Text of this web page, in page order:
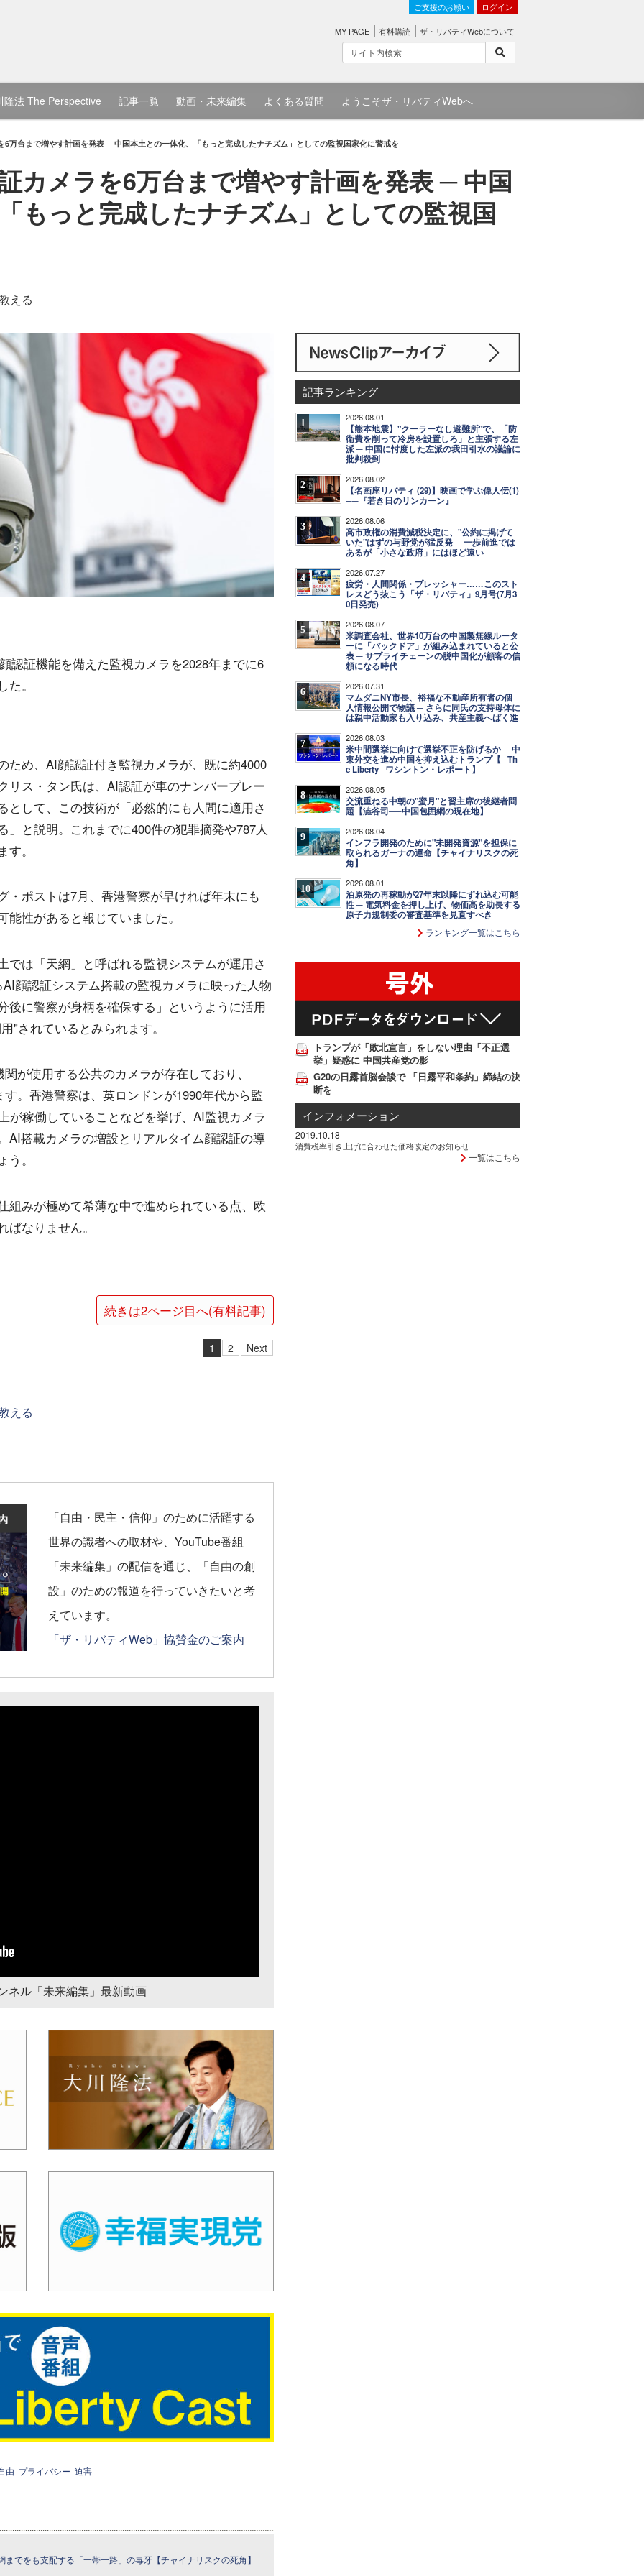
ご支援のお願い ログイン
MY PAGE 有料購読 ザ・リバティWebについて
隆法 The Perspective 記事一覧 動画・未来編集 よくある質問 ようこそザ・リバティWebへ
6万台まで増やす計画を発表 ─ 中国本土との一体化、「もっと完成したナチズム」としての監視国家化に警戒を
カメラを6万台まで増やす計画を発表 ─ 中国
もっと完成したナチズム」としての監視国
える
認証機能を備えた監視カメラを2028年までに6
。
ため、AI顔認証付き監視カメラが、既に約4000
リス・タン氏は、AI認証が車のナンバープレー
として、この技術が「必然的にも人間に適用さ
と説明。これまでに400件の犯罪摘発や787人
。
・ポストは7月、香港警察が早ければ年末にも
性があると報じていました。
では「天網」と呼ばれる監視システムが運用さ
顔認証システム搭載の監視カメラに映った人物
後に警察が身柄を確保する」というように活用
"されているとみられます。
が使用する公共のカメラが存在しており、
。香港警察は、英ロンドンが1990年代から監
が稼働していることなどを挙げ、AI監視カメラ
AI搭載カメラの増設とリアルタイム顔認証の導
。
組みが極めて希薄な中で進められている点、欧
なりません。
続きは2ページ目へ(有料記事)
1 2 Next
える
「自由・民主・信仰」のために活躍する
世界の識者への取材や、YouTube番組
「未来編集」の配信を通じ、「自由の創
設」のための報道を行っていきたいと考
えています。
「ザ・リバティWeb」協賛金のご案内
ネル「未来編集」最新動画
由 プライバシー 迫害
でをも支配する「一帯一路」の毒牙【チャイナリスクの死角】
記事ランキング
1 2026.08.01
【熊本地震】"クーラーなし避難所"で、「防
衛費を削って冷房を設置しろ」と主張する左
派 ─ 中国に忖度した左派の我田引水の議論に
批判殺到
2 2026.08.02
【名画座リバティ (29)】映画で学ぶ偉人伝(1)
──『若き日のリンカーン』
3 2026.08.06
高市政権の消費減税決定に、"公約に掲げて
いた"はずの与野党が猛反発 ─ 一歩前進では
あるが「小さな政府」にはほど遠い
4 2026.07.27
疲労・人間関係・プレッシャー……このスト
レスどう抜こう「ザ・リバティ」9月号(7月3
0日発売)
5 2026.08.07
米調査会社、世界10万台の中国製無線ルータ
ーに「バックドア」が組み込まれていると公
表 ─ サプライチェーンの脱中国化が顧客の信
頼になる時代
6 2026.07.31
マムダニNY市長、裕福な不動産所有者の個
人情報公開で物議 ─ さらに同氏の支持母体に
は親中活動家も入り込み、共産主義へばく進
7 2026.08.03
米中間選挙に向けて選挙不正を防げるか ─ 中
東外交を進め中国を抑え込むトランプ【─Th
e Liberty─ワシントン・レポート】
8 2026.08.05
交流重ねる中朝の"蜜月"と習主席の後継者問
題【澁谷司──中国包囲網の現在地】
9 2026.08.04
インフラ開発のために"未開発資源"を担保に
取られるガーナの運命【チャイナリスクの死
角】
10 2026.08.01
泊原発の再稼動が27年末以降にずれ込む可能
性 ─ 電気料金を押し上げ、物価高を助長する
原子力規制委の審査基準を見直すべき
ランキング一覧はこちら
トランプが「敗北宣言」をしない理由「不正選
挙」疑惑に 中国共産党の影
G20の日露首脳会談で 「日露平和条約」締結の決
断を
インフォメーション
2019.10.18
消費税率引き上げに合わせた価格改定のお知らせ
一覧はこちら